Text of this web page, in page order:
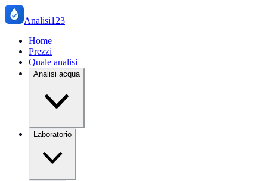
Analisi123
Home
Prezzi
Quale analisi
Analisi acqua
Laboratorio